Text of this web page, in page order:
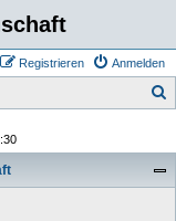
Anmelden
Registrieren